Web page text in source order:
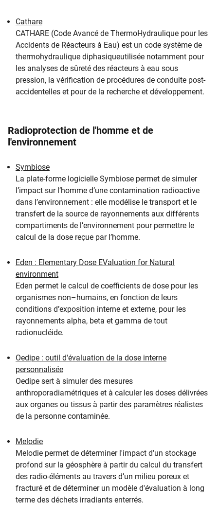
Cathare
CATHARE (Code Avancé de ThermoHydraulique pour les
Accidents de Réacteurs à Eau) est un code système de
thermohydraulique diphasiqueutilisée notamment pour
les analyses de sûreté des réacteurs à eau sous
pression, la vérification de procédures de conduite post-
accidentelles et pour de la recherche et développement.
Radioprotection de l'homme et de
l'environnement
Symbiose
La plate-forme logicielle Symbiose permet de simuler
l’impact sur l’homme d’une contamination radioactive
dans l’environnement : elle modélise le transport et le
transfert de la source de rayonnements aux différents
compartiments de l’environnement pour permettre le
calcul de la dose reçue par l’homme.
Eden : Elementary Dose EValuation for Natural
environment
Eden permet le calcul de coefficients de dose pour les
organismes non–humains, en fonction de leurs
conditions d’exposition interne et externe, pour les
rayonnements alpha, beta et gamma de tout
radionucléide.
Oedipe : outil d'évaluation de la dose interne
personnalisée
Oedipe sert à simuler des mesures
anthroporadiamétriques et à calculer les doses délivrées
aux organes ou tissus à partir des paramètres réalistes
de la personne contaminée.
Melodie
Melodie permet de déterminer l'impact d’un stockage
profond sur la géosphère à partir du calcul du transfert
des radio-éléments au travers d’un milieu poreux et
fracturé et de déterminer un modèle d'évaluation à long
terme des déchets irradiants enterrés.